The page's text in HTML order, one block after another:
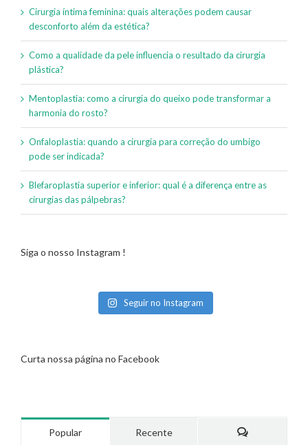
Cirurgia íntima feminina: quais alterações podem causar
desconforto além da estética?
Como a qualidade da pele influencia o resultado da cirurgia
plástica?
Mentoplastia: como a cirurgia do queixo pode transformar a
harmonia do rosto?
Onfaloplastia: quando a cirurgia para correção do umbigo
pode ser indicada?
Blefaroplastia superior e inferior: qual é a diferença entre as
cirurgias das pálpebras?
Siga o nosso Instagram !
Seguir no Instagram
Curta nossa página no Facebook
Popular Recente